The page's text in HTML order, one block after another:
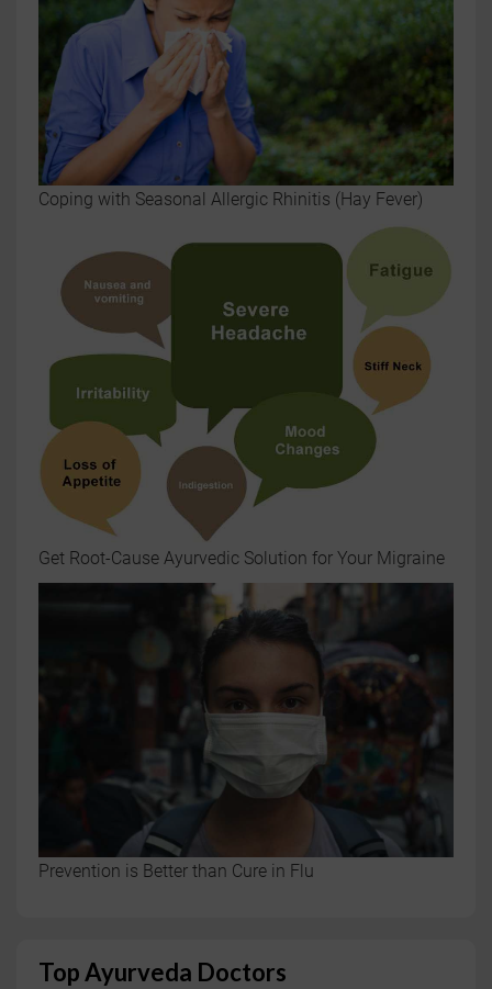
Coping with Seasonal Allergic Rhinitis (Hay Fever)
Get Root-Cause Ayurvedic Solution for Your Migraine
Prevention is Better than Cure in Flu
Top Ayurveda Doctors